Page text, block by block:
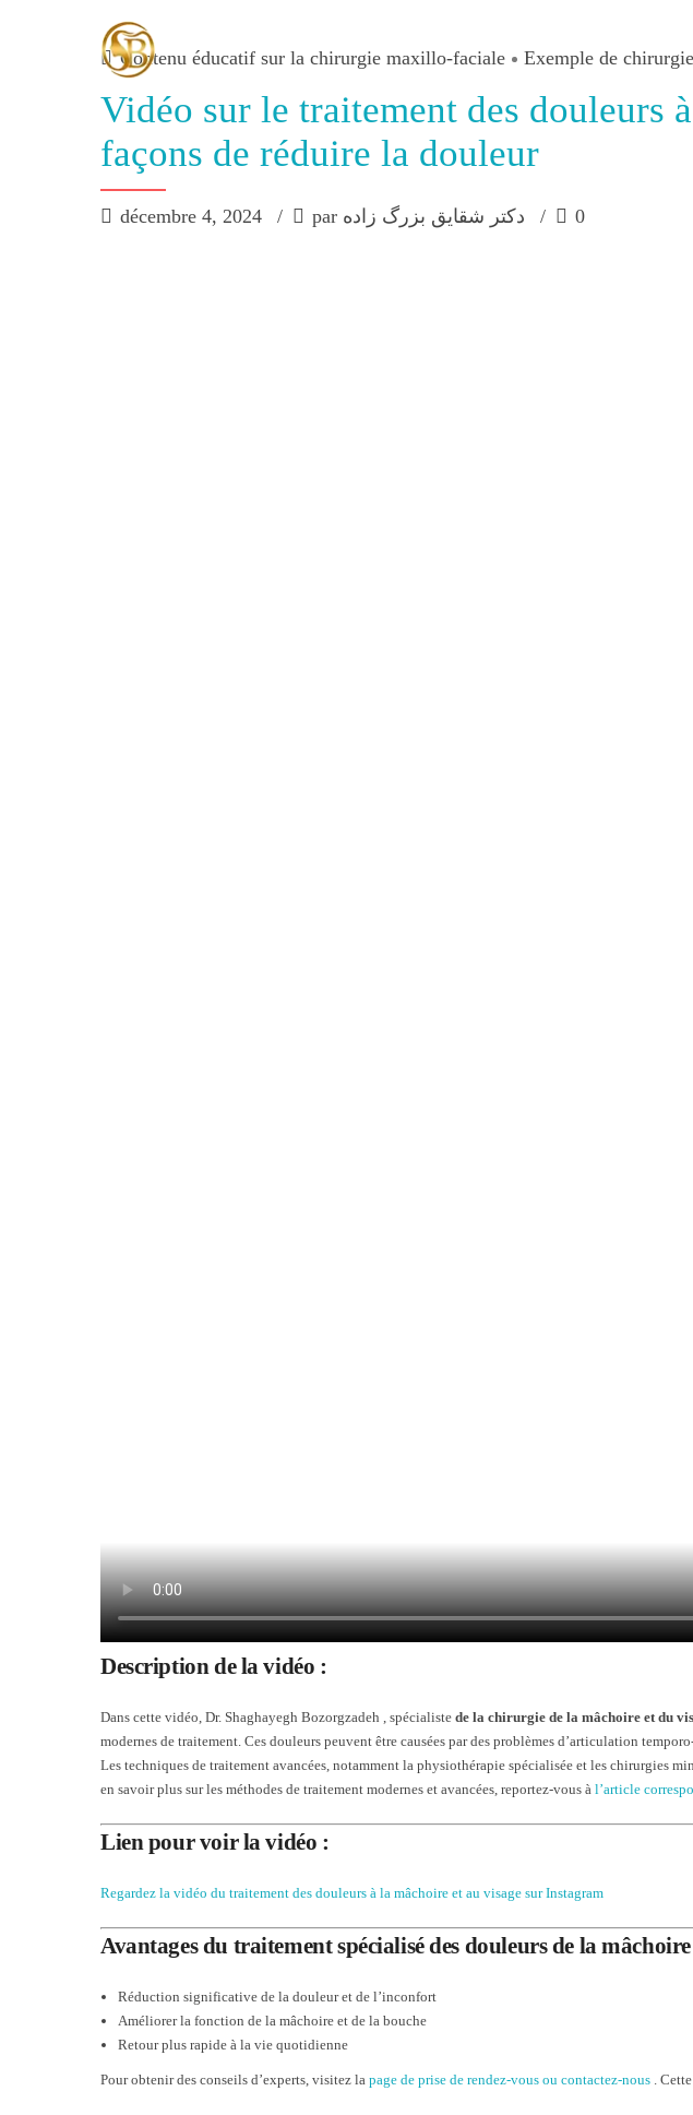
Contenu éducatif sur la chirurgie maxillo-faciale Exemple de
Vidéo sur le traitement des douleurs
façons de réduire la douleur
décembre 4, 2024 par دکتر شقایق بزرگ زاده 0
Description de la vidéo :
Dans cette vidéo, Dr. Shaghayegh Bozorgzadeh , spécialiste de la chirurgie de la mâchoire et du
modernes de traitement. Ces douleurs peuvent être causées par des problèmes d’articulation
Les techniques de traitement avancées, notamment la physiothérapie spécialisée et les chirurgies
en savoir plus sur les méthodes de traitement modernes et avancées, reportez-vous à l’article
Lien pour voir la vidéo :
Regardez la vidéo du traitement des douleurs à la mâchoire et au visage sur Instagram
Avantages du traitement spécialisé des douleurs de la
Réduction significative de la douleur et de l’inconfort
Améliorer la fonction de la mâchoire et de la bouche
Retour plus rapide à la vie quotidienne
Pour obtenir des conseils d’experts, visitez la page de prise de rendez-vous ou contactez-nous .